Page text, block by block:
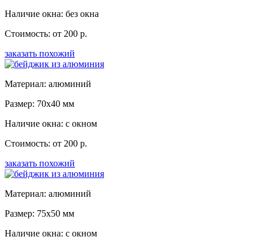
Наличие окна: без окна
Стоимость: от 200 р.
заказать похожий
Материал: алюминий
Размер: 70x40 мм
Наличие окна: с окном
Стоимость: от 200 р.
заказать похожий
Материал: алюминий
Размер: 75x50 мм
Наличие окна: с окном